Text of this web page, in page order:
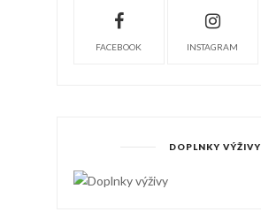
FACEBOOK INSTAGRAM
DOPLNKY VÝŽIVY